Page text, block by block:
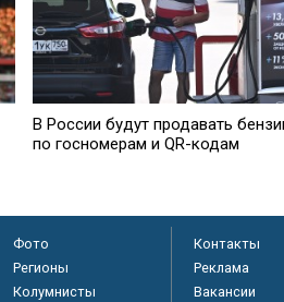
В России будут продавать
по госномерам и QR-кодам
Фото
Регионы
Колумнисты
Контакты
Реклама
Вакансии